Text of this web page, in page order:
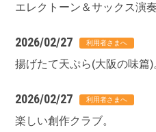
エレクトーン＆サックス演奏
2026/02/27
揚げたて天ぷら(大阪の味篇)
2026/02/27
楽しい創作クラブ。